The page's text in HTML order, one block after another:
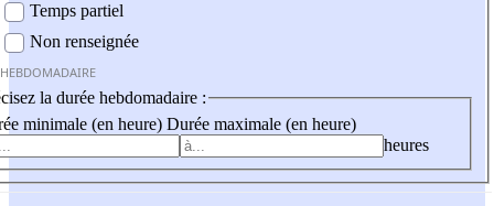
Temps partiel
Non renseignée
la durée hebdomadaire :
minimale (en heure) Durée maximale (en heure)
heures